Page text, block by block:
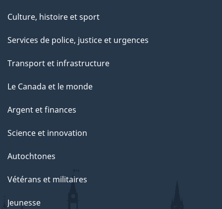
Culture, histoire et sport
Services de police, justice et urgences
Transport et infrastructure
Le Canada et le monde
Argent et finances
Science et innovation
Autochtones
Vétérans et militaires
Jeunesse